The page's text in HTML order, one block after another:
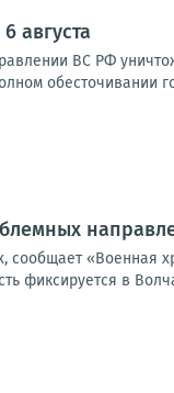
августа
ВС РФ
обесточивании
сообщает
фиксируется в